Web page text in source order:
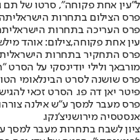
ל"עין אחת פקוחה", סרטו של תם
פרס הצילום בתחרות הישראלית
פרס העריכה בתחרות הישראלית
עין אחת פקוחה,צילום: אוהד
פרס התחקיר בתחרות הישראלית
מורבאך ולילי יודינסקי על הסרט
פרס שושנה לסרט הבינלאומי
פיטר יאן דה פו. הסרט זכאי
פרס מעבר למסך ע"ש אילנה צור
אנסטסיה מירושניצ'נקו.
ציון לשבח בתחרות מעבר למסך